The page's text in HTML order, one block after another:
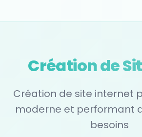
Création de
Création de site internet
moderne et performant
besoins